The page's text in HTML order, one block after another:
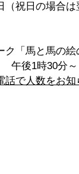
祝日の場合は
「馬と馬の絵
午後1時30分
話で人数をお